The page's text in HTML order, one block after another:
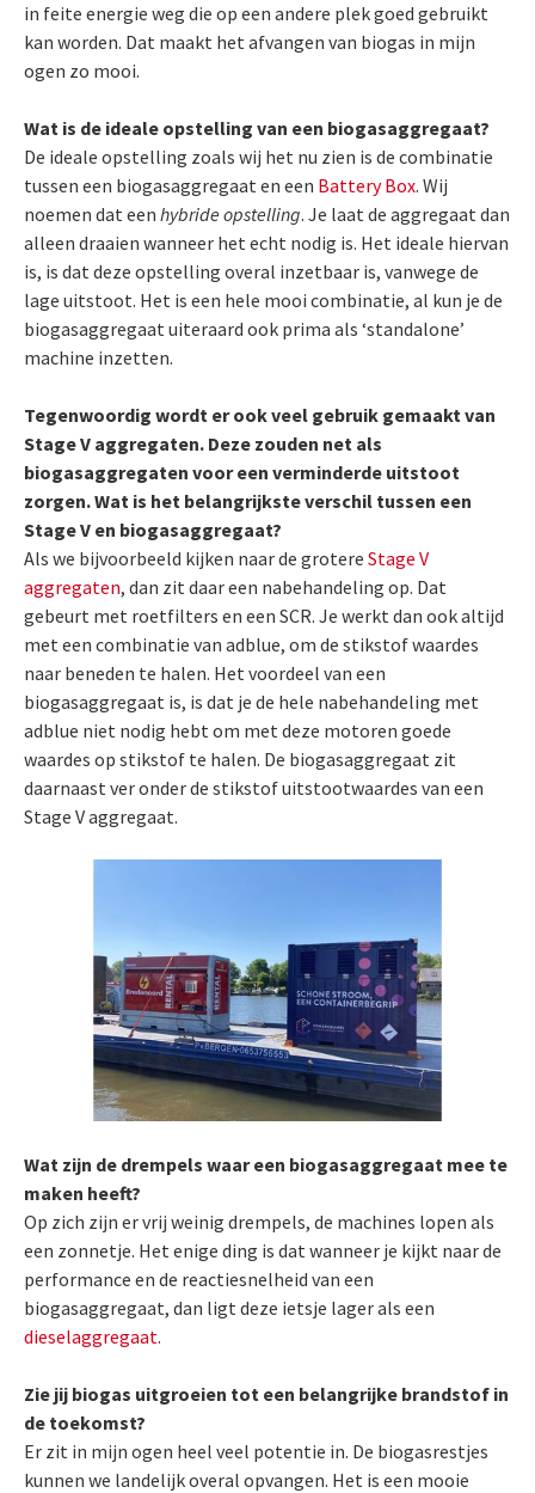
in feite energie weg die op een andere plek goed gebruikt
kan worden. Dat maakt het afvangen van biogas in mijn
ogen zo mooi.
Wat is de ideale opstelling van een biogasaggregaat?
De ideale opstelling zoals wij het nu zien is de combinatie
tussen een biogasaggregaat en een Battery Box. Wij
noemen dat een hybride opstelling. Je laat de aggregaat dan
alleen draaien wanneer het echt nodig is. Het ideale hiervan
is, is dat deze opstelling overal inzetbaar is, vanwege de
lage uitstoot. Het is een hele mooi combinatie, al kun je de
biogasaggregaat uiteraard ook prima als ‘standalone’
machine inzetten.
Tegenwoordig wordt er ook veel gebruik gemaakt van
Stage V aggregaten. Deze zouden net als
biogasaggregaten voor een verminderde uitstoot
zorgen. Wat is het belangrijkste verschil tussen een
Stage V en biogasaggregaat?
Als we bijvoorbeeld kijken naar de grotere Stage V
aggregaten, dan zit daar een nabehandeling op. Dat
gebeurt met roetfilters en een SCR. Je werkt dan ook altijd
met een combinatie van adblue, om de stikstof waardes
naar beneden te halen. Het voordeel van een
biogasaggregaat is, is dat je de hele nabehandeling met
adblue niet nodig hebt om met deze motoren goede
waardes op stikstof te halen. De biogasaggregaat zit
daarnaast ver onder de stikstof uitstootwaardes van een
Stage V aggregaat.
Wat zijn de drempels waar een biogasaggregaat mee te
maken heeft?
Op zich zijn er vrij weinig drempels, de machines lopen als
een zonnetje. Het enige ding is dat wanneer je kijkt naar de
performance en de reactiesnelheid van een
biogasaggregaat, dan ligt deze ietsje lager als een
dieselaggregaat.
Zie jij biogas uitgroeien tot een belangrijke brandstof in
de toekomst?
Er zit in mijn ogen heel veel potentie in. De biogasrestjes
kunnen we landelijk overal opvangen. Het is een mooie